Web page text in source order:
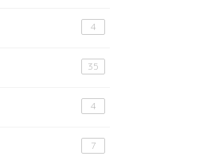
4
35
4
7